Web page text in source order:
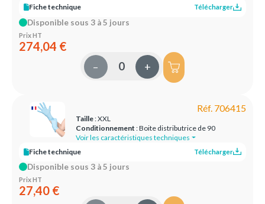
Fiche technique
Télécharger
Disponible sous 3 à 5 jours
Prix HT
274,04 €
– +
Réf. 706415
Taille: XXL
Conditionnement : Boite distributrice de 90
Voir les caractéristiques techniques
Fiche technique
Télécharger
Disponible sous 3 à 5 jours
Prix HT
27,40 €